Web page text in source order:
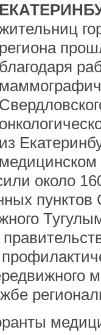
региона
благодаря
из
медицинском
около
пунктов